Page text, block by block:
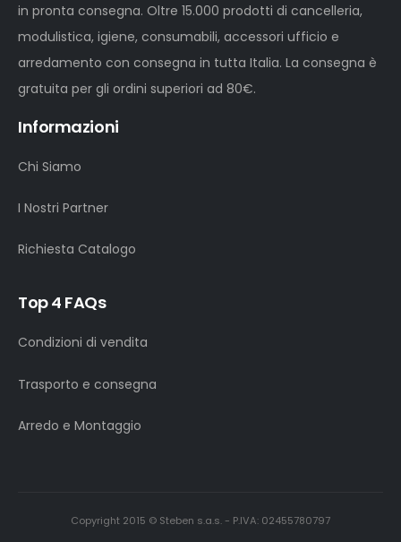
in pronta consegna. Oltre 15.000 prodotti di cancelleria,
modulistica, igiene, consumabili, accessori ufficio e
arredamento con consegna in tutta Italia. La consegna è
gratuita per gli ordini superiori ad 80€.
Informazioni
Chi Siamo
I Nostri Partner
Richiesta Catalogo
Top 4 FAQs
Condizioni di vendita
Trasporto e consegna
Arredo e Montaggio
Copyright 2015 © Steben s.a.s. - P.IVA: 02455780797